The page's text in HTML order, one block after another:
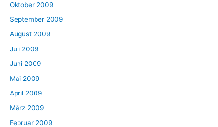
Oktober 2009
September 2009
August 2009
Juli 2009
Juni 2009
Mai 2009
April 2009
März 2009
Februar 2009